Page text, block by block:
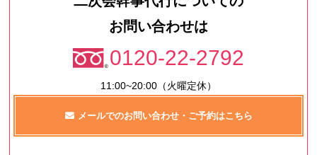
お問い合わせは
0120-22-2792
11:00~20:00（火曜定休）
メールでのお問い合わせ・ご予約はこちら